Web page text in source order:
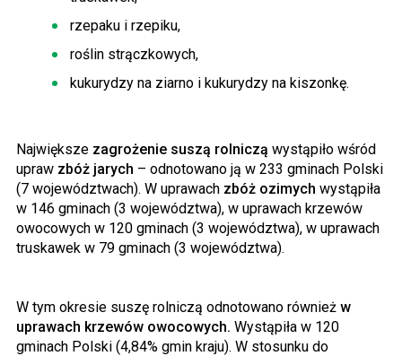
rzepaku i rzepiku,
roślin strączkowych,
kukurydzy na ziarno i kukurydzy na kiszonkę.
Największe zagrożenie suszą rolniczą wystąpiło wśród
upraw zbóż jarych – odnotowano ją w 233 gminach Polski
(7 województwach). W uprawach zbóż ozimych wystąpiła
w 146 gminach (3 województwa), w uprawach krzewów
owocowych w 120 gminach (3 województwa), w uprawach
truskawek w 79 gminach (3 województwa).
W tym okresie suszę rolniczą odnotowano również w
uprawach krzewów owocowych. Wystąpiła w 120
gminach Polski (4,84% gmin kraju). W stosunku do